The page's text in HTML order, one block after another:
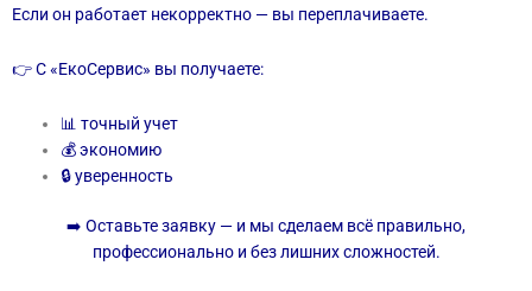
Если он работает некорректно — вы переплачиваете.
👉 С «ЕкоСервис» вы получаете:
📊 точный учет
💰 экономию
🔒 уверенность
➡️ Оставьте заявку — и мы сделаем всё правильно,
профессионально и без лишних сложностей.